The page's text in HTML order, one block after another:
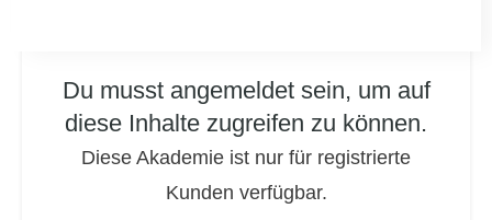
Du musst angemeldet sein, um auf
diese Inhalte zugreifen zu können.
Diese Akademie ist nur für registrierte
Kunden verfügbar.